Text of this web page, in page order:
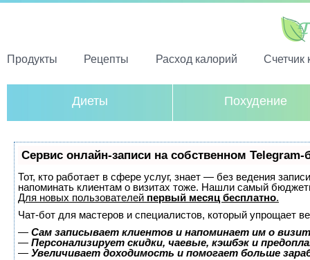
Продукты Рецепты Расход калорий Счетчик
Диеты Похудение
Сервис онлайн-записи на собственном Telegram-
Тот, кто работает в сфере услуг, знает — без ведения
напоминать клиентам о визитах тоже. Нашли самый
Для новых пользователей первый месяц бесплатно.
Чат-бот для мастеров и специалистов, который упрощает
— Сам записывает клиентов и напоминает им о
— Персонализирует скидки, чаевые, кэшбэк и
— Увеличивает доходимость и помогает больше